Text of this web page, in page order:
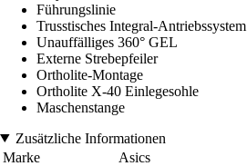
Führungslinie
Trusstisches Integral-Antriebssystem
Unauffälliges 360° GEL
Externe Strebepfeiler
Ortholite-Montage
Ortholite X-40 Einlegesohle
Maschenstange
Zusätzliche Informationen
Marke
Asics